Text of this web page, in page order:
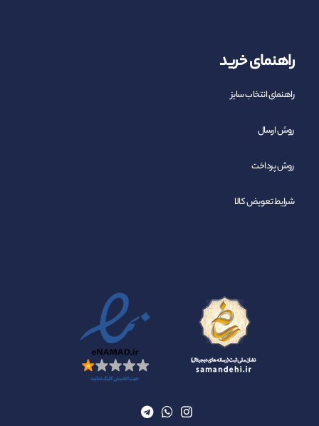
راهنمای خرید
راهنمای انتخاب سایز
روش ارسال
روش پرداخت
شرایط تعویض کالا